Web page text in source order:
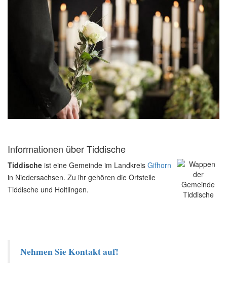
Informationen über Tiddische
Tiddische ist eine Gemeinde im Landkreis Gifhorn
in Niedersachsen. Zu ihr gehören die Ortsteile
Tiddische und Hoitlingen.
Nehmen Sie Kontakt auf!